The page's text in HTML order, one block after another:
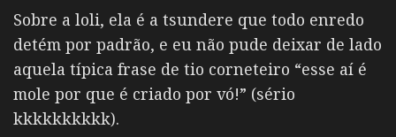
Sobre a loli, ela é a tsundere que todo enredo
detém por padrão, e eu não pude deixar de lado
aquela típica frase de tio corneteiro “esse aí é
mole por que é criado por vó!” (sério
kkkkkkkkkk).